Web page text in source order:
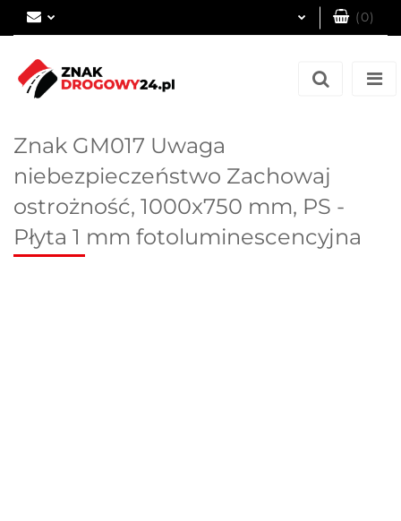
(0)
Znak GM017 Uwaga
niebezpieczeństwo Zachowaj
ostrożność, 1000x750 mm, PS -
Płyta 1 mm fotoluminescencyjna